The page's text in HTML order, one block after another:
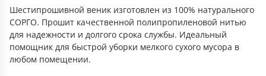
Шестипрошивной веник изготовлен из 100% натурального
СОРГО. Прошит качественной полипропиленовой нитью
для надежности и долгого срока службы. Идеальный
помощник для быстрой уборки мелкого сухого мусора в
любом помещении.